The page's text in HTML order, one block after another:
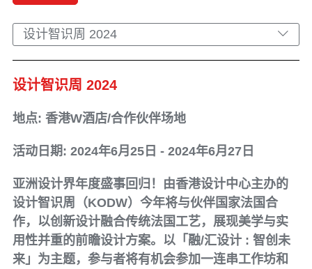
设计智识周 2024
设计智识周 2024
地点: 香港W酒店/合作伙伴场地
活动日期: 2024年6月25日 - 2024年6月27日
亚洲设计界年度盛事回归！由香港设计中心主办的
设计智识周（KODW）今年将与伙伴国家法国合
作，以创新设计融合传统法国工艺，展现美学与实
用性并重的前瞻设计方案。以「融/汇设计 : 智创未
来」为主题，参与者将有机会参加一连串工作坊和